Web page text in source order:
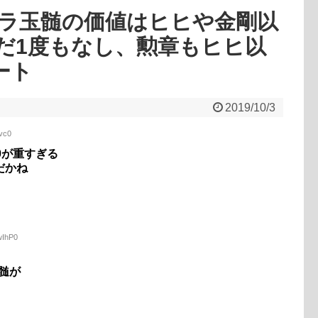
玉髄の価値はヒヒや金剛以
1度もなし、勲章もヒヒ以
ト
2019/10/3
重すぎる
かね
が